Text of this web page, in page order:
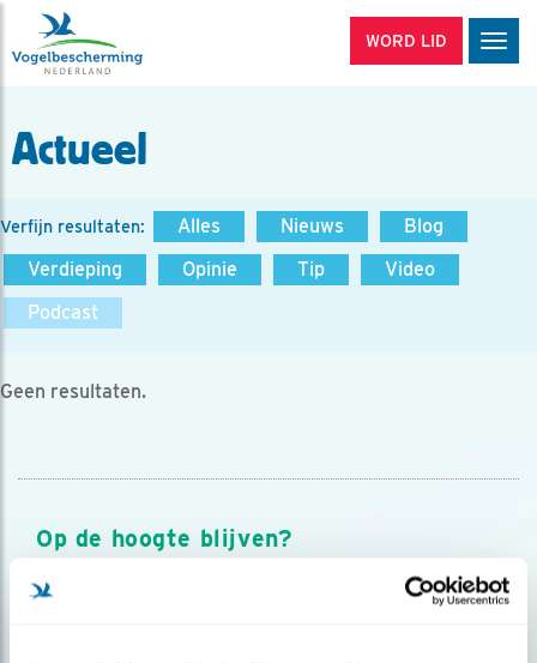
WORD LID
Actueel
Verfijn resultaten: Alles Nieuws
Blog
Verdieping
Opinie Tip
Video
Podcast
Geen resultaten.
Op de hoogte blijven?
Meld je aan en ontvang nieuws, inspiratie, acties en tips
over vogels en activiteiten van Vogelbescherming.